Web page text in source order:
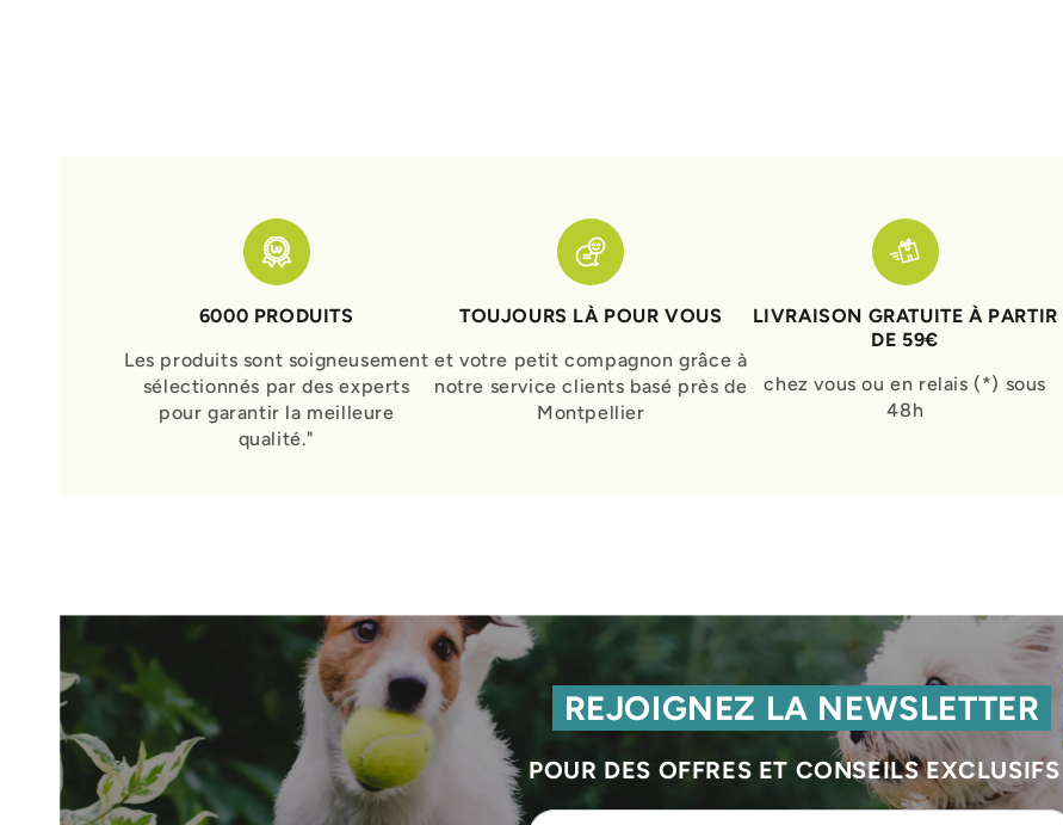
6000 PRODUITS
Les produits sont soigneusement
sélectionnés par des experts
pour garantir la meilleure
qualité."
TOUJOURS LÀ POUR VOUS
et votre petit compagnon grâce à
notre service clients basé près de
Montpellier
LIVRAISON GRATUITE À PARTIR
DE 59€
chez vous ou en relais (*) sous
48h
REJOIGNEZ LA NEWSLETTER
POUR DES OFFRES ET CONSEILS